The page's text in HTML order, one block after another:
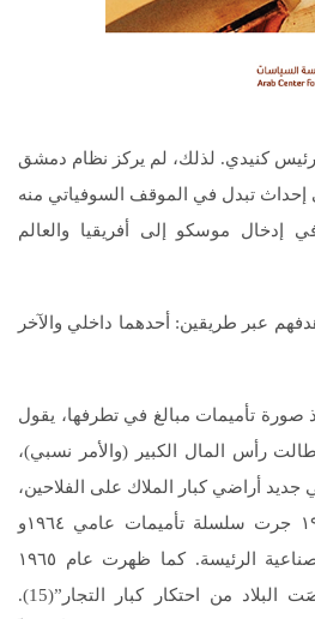
كنيدي. لذلك، لم يركز نظام دمشق
إحداث تبدل في الموقف السوفياتي منه
إدخال موسكو إلى أفريقيا والعالم
عبر طريقين: أحدهما داخلي والآخر
صورة تأميمات مبالغ في تطرفها، يقول
طالت رأس المال الكبير (والأمر نسبي)،
جديد أراضي كبار الملاك على الفلاحين،
فبعد تأميم البنوك عام ١٩٦٣ جرت سلسلة تأميمات عامي ١٩٦٤و
١٩٦٥ تناولت القطاعات الصناعية الرئيسة. كما ظهرت عام ١٩٦٥
شركة استيراد وتصدير خلصَت البلاد من احتكار كبار التجار”(15).